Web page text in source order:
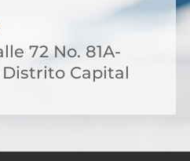
72 No. 81A-
Capital